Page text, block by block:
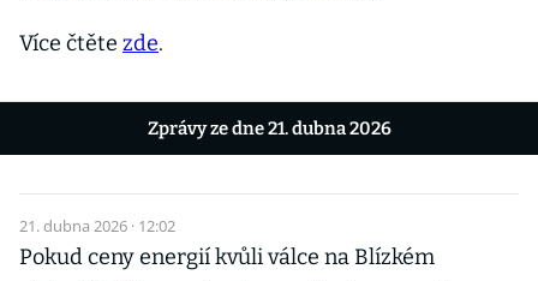
Více čtěte zde.
Zprávy ze dne 21. dubna 2026
21. dubna 2026 · 12:02
Pokud ceny energií kvůli válce na Blízkém